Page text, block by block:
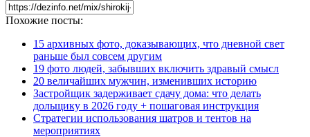
Похожие посты:
15 архивных фото, доказывающих, что дневной свет
раньше был совсем другим
19 фото людей, забывших включить здравый смысл
20 величайших мужчин, изменивших историю
Застройщик задерживает сдачу дома: что делать
дольщику в 2026 году + пошаговая инструкция
Стратегии использования шатров и тентов на
мероприятиях